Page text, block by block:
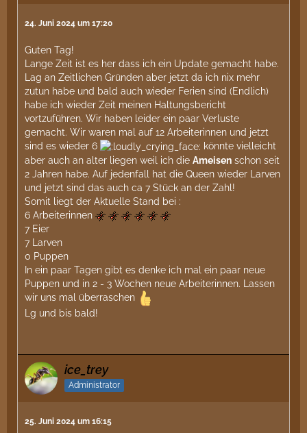
24. Juni 2024 um 17:20
Guten Tag!
Lange Zeit ist es her dass ich ein Update gemacht habe.
Lag an Zeitlichen Gründen aber jetzt da ich nix mehr
zutun habe und bald auch wieder Ferien sind (Endlich)
habe ich wieder Zeit meinen Haltungsbericht
vortzuführen. Wir haben leider ein paar Verluste
gemacht. Wir waren mal auf 12 Arbeiterinnen und jetzt
sind es wieder 6
könnte vielleicht
aber auch an alter liegen weil ich die Ameisen schon seit
2 Jahren habe. Auf jedenfall hat die Queen wieder Larven
und jetzt sind das auch ca 7 Stück an der Zahl!
Somit liegt der Aktuelle Stand bei :
6 Arbeiterinnen
7 Eier
7 Larven
0 Puppen
In ein paar Tagen gibt es denke ich mal ein paar neue
Puppen und in 2 - 3 Wochen neue Arbeiterinnen. Lassen
wir uns mal überraschen
Lg und bis bald!
ice_trey
Administrator
25. Juni 2024 um 16:15